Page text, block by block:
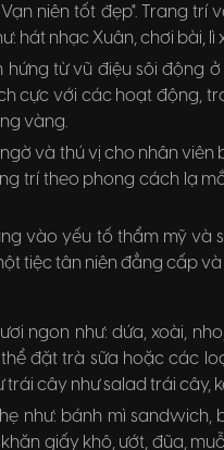
niên tốt đẹp". Trang
nhạc Xuân, chơi bài, lì
từ vũ điệu sôi động ở
cực với các hoạt động,
vàng.
ngờ và thú vị cho nhân
trí theo phong cách lạ
vào yếu tố thẩm mỹ và
tiệc tân niên đẳng cấp
ngon như: dứa, xoài,
đặt trà sữa hoặc các
cây như salad trái cây,
như: bánh mì sandwich,
giấy khô, ướt, đũa,